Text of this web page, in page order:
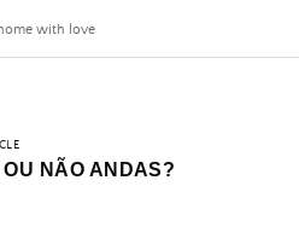
with love
NÃO ANDAS?